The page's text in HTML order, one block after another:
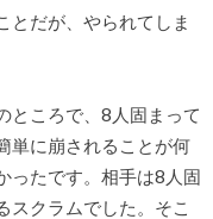
だが、やられてしま
ところで、8人固まって
単に崩されることが何
ったです。相手は8人固
スクラムでした。そこ